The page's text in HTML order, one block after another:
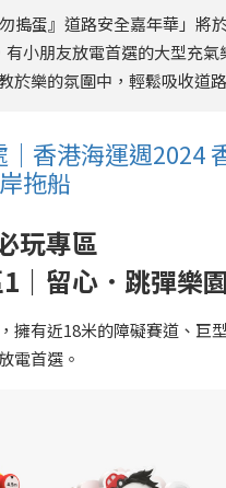
搗蛋』道路安全嘉年華」
小朋友放電首選的大型充
於樂的氛圍中，輕鬆吸收道
｜香港海運週2024
拖船
玩專區
｜留心．跳彈樂園
擁有近18米的障礙賽道、
電首選。